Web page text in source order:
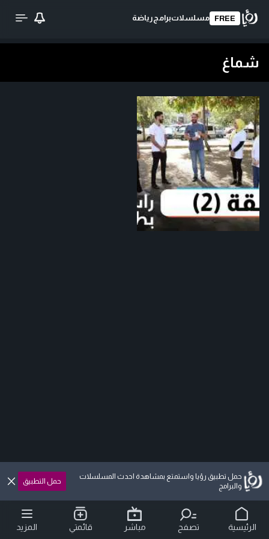
FREE مسلسلاتبرامج رياضة
شماغ
حمل تطبيق رؤيا واستمتع بمشاهدة احدث المسلسلات
والبرامج
حمل التطبيق
الرئيسية تصفح مباشر قائمتي المزيد